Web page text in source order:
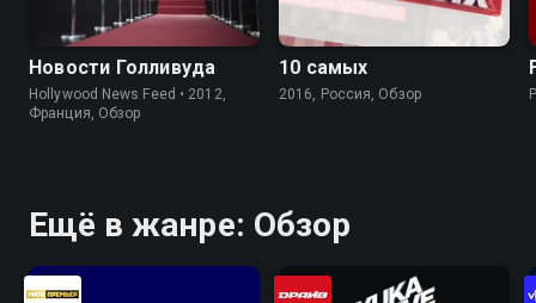
Новости Голливуда
Hollywood News Feed • 2012,
Франция, Обзор
10 самых
2016, Россия, Обзор
Ещё в жанре: Обзор